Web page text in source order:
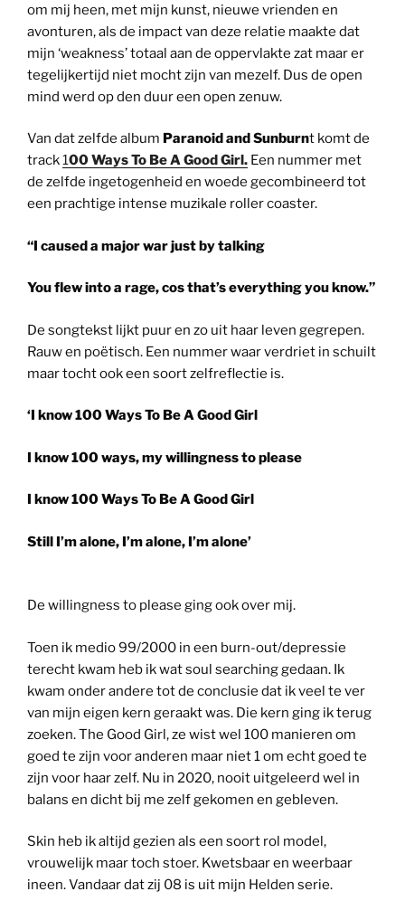
om mij heen, met mijn kunst, nieuwe vrienden en
avonturen, als de impact van deze relatie maakte dat
mijn ‘weakness’ totaal aan de oppervlakte zat maar er
tegelijkertijd niet mocht zijn van mezelf. Dus de open
mind werd op den duur een open zenuw.
Van dat zelfde album Paranoid and Sunburnt komt de
track100 Ways To Be A Good Girl. Een nummer met
de zelfde ingetogenheid en woede gecombineerd tot
een prachtige intense muzikale roller coaster.
“I caused a major war just by talking
You flew into a rage, cos that’s everything you know.”
De songtekst lijkt puur en zo uit haar leven gegrepen.
Rauw en poëtisch. Een nummer waar verdriet in schuilt
maar tocht ook een soort zelfreflectie is.
‘I know100 Ways To Be A Good Girl
I know 100 ways, my willingness to please
I know100 Ways To Be A Good Girl
Still I’m alone, I’m alone, I’m alone’
De willingness to please ging ook over mij.
Toen ik medio 99/2000 in een burn-out/depressie
terecht kwam heb ik wat soul searching gedaan. Ik
kwam onder andere tot de conclusie dat ik veel te ver
van mijn eigen kern geraakt was. Die kern ging ik terug
zoeken. The Good Girl, ze wist wel 100 manieren om
goed te zijn voor anderen maar niet 1 om echt goed te
zijn voor haar zelf. Nu in 2020, nooit uitgeleerd wel in
balans en dicht bij me zelf gekomen en gebleven.
Skin heb ik altijd gezien als een soort rol model,
vrouwelijk maar toch stoer. Kwetsbaar en weerbaar
ineen. Vandaar dat zij 08 is uit mijn Helden serie.